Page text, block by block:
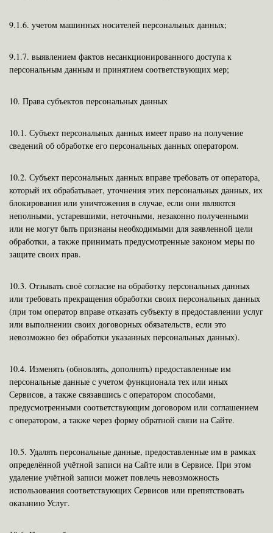
9.1.6. учетом машинных носителей персональных данных;
9.1.7. выявлением фактов несанкционированного доступа к
персональным данным и принятием соответствующих мер;
10. Права субъектов персональных данных
10.1. Субъект персональных данных имеет право на получение
сведений об обработке его персональных данных оператором.
10.2. Субъект персональных данных вправе требовать от оператора,
который их обрабатывает, уточнения этих персональных данных, их
блокирования или уничтожения в случае, если они являются
неполными, устаревшими, неточными, незаконно полученными
или не могут быть признаны необходимыми для заявленной цели
обработки, а также принимать предусмотренные законом меры по
защите своих прав.
10.3. Отзывать своё согласие на обработку персональных данных
или требовать прекращения обработки своих персональных данных
(при том оператор вправе отказать субъекту в предоставлении услуг
или выполнении своих договорных обязательств, если это
невозможно без обработки указанных персональных данных).
10.4. Изменять (обновлять, дополнять) предоставленные им
персональные данные с учетом функционала тех или иных
Сервисов, а также связавшись с оператором способами,
предусмотренными соответствующим договором или соглашением
с оператором, а также через форму обратной связи на Сайте.
10.5. Удалять персональные данные, предоставленные им в рамках
определённой учётной записи на Сайте или в Сервисе. При этом
удаление учётной записи может повлечь невозможность
использования соответствующих Сервисов или препятствовать
оказанию Услуг.